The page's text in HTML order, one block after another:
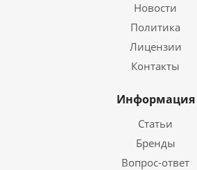
Новости
Политика
Лицензии
Контакты
Информация
Статьи
Бренды
Вопрос-ответ